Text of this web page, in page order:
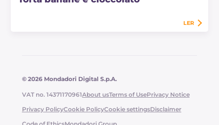
LER
© 2026 Mondadori Digital S.p.A.
VAT no. 14371170961About usTerms of UsePrivacy Notice
Privacy PolicyCookie PolicyCookie settingsDisclaimer